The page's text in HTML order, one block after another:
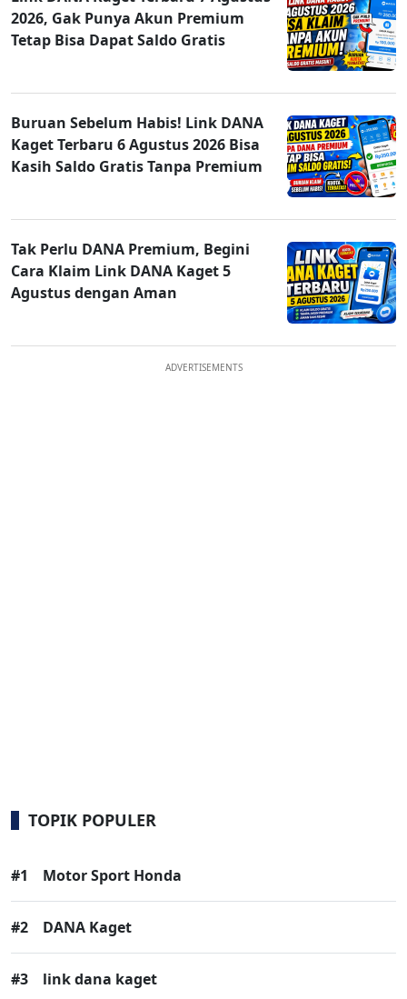
2026, Gak Punya Akun Premium
Tetap Bisa Dapat Saldo Gratis
Buruan Sebelum Habis! Link DANA
Kaget Terbaru 6 Agustus 2026 Bisa
Kasih Saldo Gratis Tanpa Premium
Tak Perlu DANA Premium, Begini
Cara Klaim Link DANA Kaget 5
Agustus dengan Aman
ADVERTISEMENTS
TOPIK POPULER
#1 Motor Sport Honda
#2 DANA Kaget
#3 link dana kaget